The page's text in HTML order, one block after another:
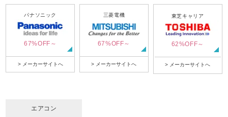
パナソニック
67%OFF～
> メーカーサイトへ
三菱電機
67%OFF～
> メーカーサイトへ
東芝キャリア
62%OFF～
> メーカーサイトへ
エアコン